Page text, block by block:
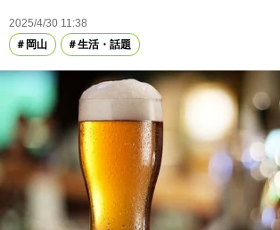
2025/4/30 11:38
岡山
生活・話題